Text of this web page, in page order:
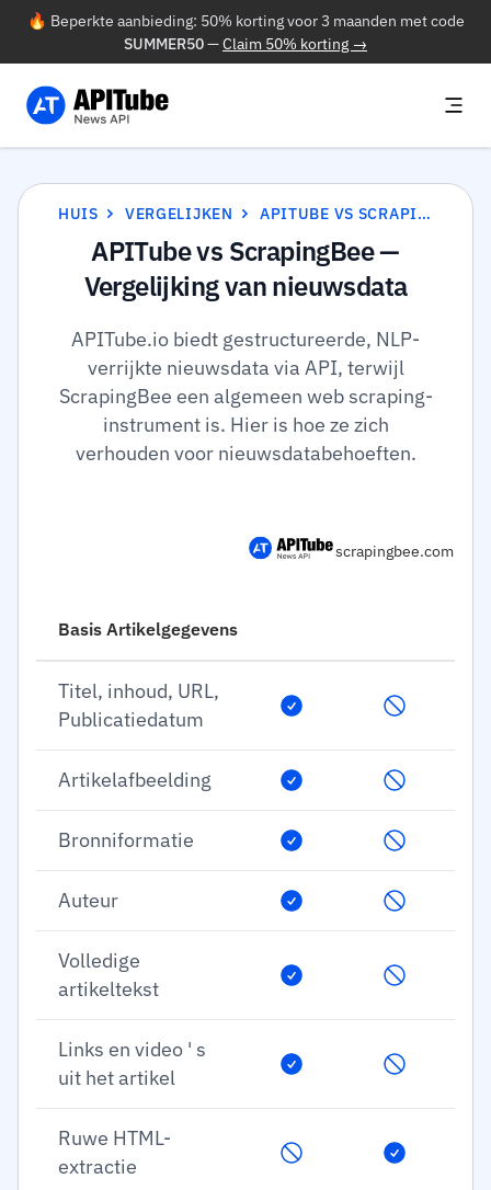
🔥 Beperkte aanbieding: 50% korting voor 3 maanden met code
SUMMER50—Claim 50% korting →
HUIS VERGELIJKEN APITUBE VS SCRAPINGBEE
APITube vs ScrapingBee —
Vergelijking van nieuwsdata
APITube.io biedt gestructureerde, NLP-
verrijkte nieuwsdata via API, terwijl
ScrapingBee een algemeen web scraping-
instrument is. Hier is hoe ze zich
verhouden voor nieuwsdatabehoeften.
scrapingbee.com
Basis Artikelgegevens
Titel, inhoud, URL,
Publicatiedatum
Artikelafbeelding
Bronniformatie
Auteur
Volledige
artikeltekst
Links en video ' s
uit het artikel
Ruwe HTML-
extractie